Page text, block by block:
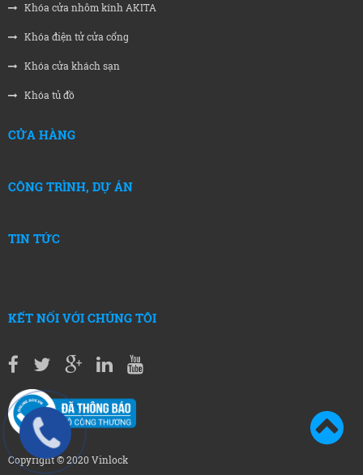
Khóa cửa nhôm kính AKITA
Khóa điện tử cửa cổng
Khóa cửa khách sạn
Khóa tủ đồ
CỬA HÀNG
CÔNG TRÌNH, DỰ ÁN
TIN TỨC
KẾT NỐI VỚI CHÚNG TÔI
Copyright © 2020 Vinlock